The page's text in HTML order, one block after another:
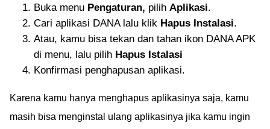
Buka menu Pengaturan, pilih Aplikasi.
Cari aplikasi DANA lalu klik Hapus Instalasi.
Atau, kamu bisa tekan dan tahan ikon DANA APK
di menu, lalu pilih Hapus Istalasi
Konfirmasi penghapusan aplikasi.
Karena kamu hanya menghapus aplikasinya saja, kamu
masih bisa menginstal ulang aplikasinya jika kamu ingin